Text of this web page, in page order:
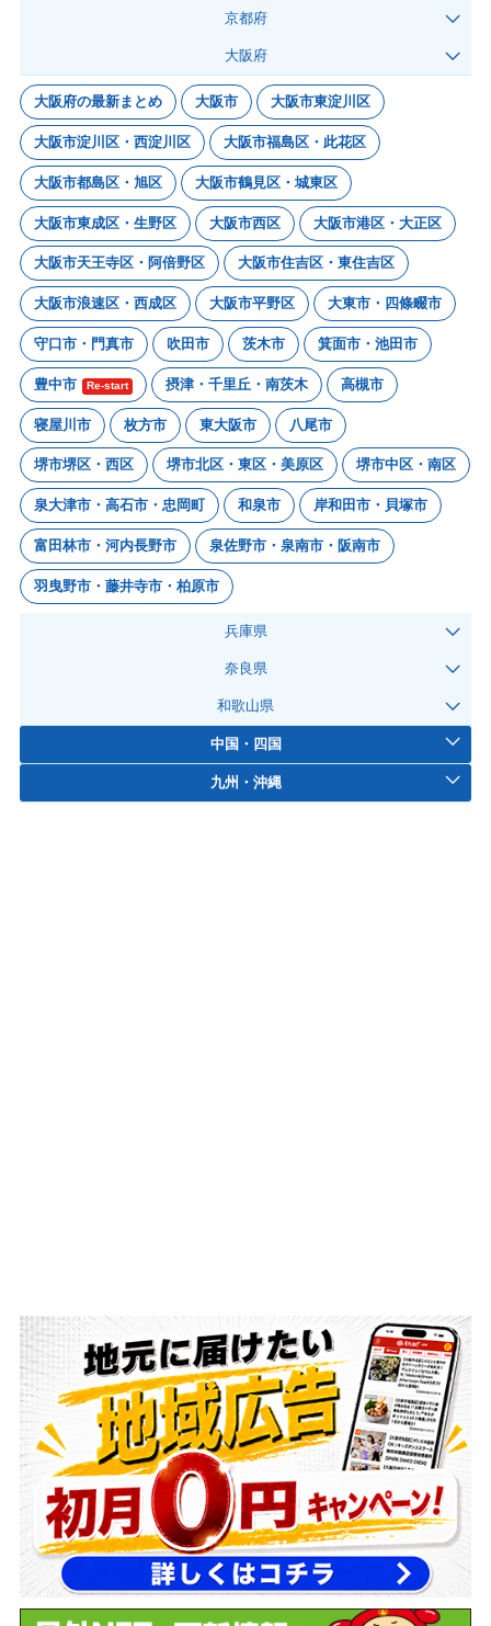
京都府
大阪府
大阪府の最新まとめ 大阪市 大阪市東淀川区
大阪市淀川区・西淀川区 大阪市福島区・此花区
大阪市都島区・旭区 大阪市鶴見区・城東区
大阪市東成区・生野区 大阪市西区 大阪市港区・大正区
大阪市天王寺区・阿倍野区 大阪市住吉区・東住吉区
大阪市浪速区・西成区 大阪市平野区 大東市・四條畷市
守口市・門真市 吹田市 茨木市 箕面市・池田市
豊中市 Re-start 摂津・千里丘・南茨木 高槻市
寝屋川市 枚方市 東大阪市 八尾市
堺市堺区・西区 堺市北区・東区・美原区 堺市中区・南区
泉大津市・高石市・忠岡町 和泉市 岸和田市・貝塚市
富田林市・河内長野市 泉佐野市・泉南市・阪南市
羽曳野市・藤井寺市・柏原市
兵庫県
奈良県
和歌山県
中国・四国
九州・沖縄